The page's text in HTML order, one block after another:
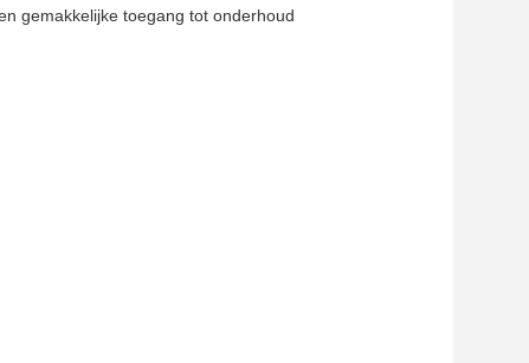
gemakkelijke toegang tot onderhoud